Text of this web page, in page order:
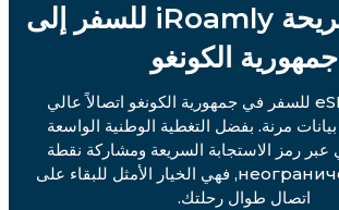
نبذة عن شريحة iRoamly للسفر إلى
جمهورية الكونغو
توفر شريحة eSIM للسفر في جمهورية الكونغو اتصالاً عالي
مرنة. بفضل التغطية الوطنية الواسعة
عبر رمز الاستجابة السريعة ومشاركة نقطة
الاتصال неограниченный, فهي الخيار الأمثل للبقاء على
اتصال طوال رحلتك.